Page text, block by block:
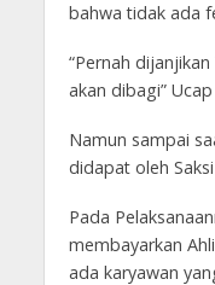
bahwa tidak ada
“Pernah
akan dibagi” Ucap
Namun sampai
didapat oleh
Pada
membayarkan
ada karyawan